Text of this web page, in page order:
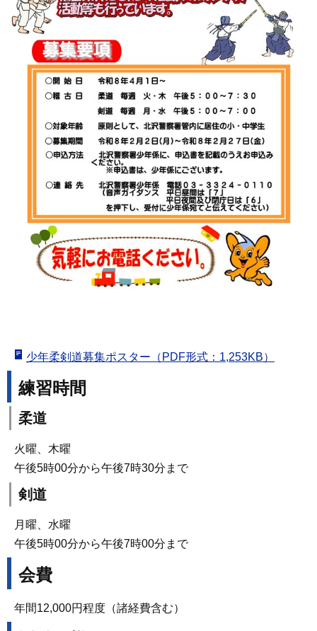
少年柔剣道募集ポスター（PDF形式：1,253KB）
練習時間
柔道
火曜、木曜
午後5時00分から午後7時30分まで
剣道
月曜、水曜
午後5時00分から午後7時00分まで
会費
年間12,000円程度（諸経費含む）